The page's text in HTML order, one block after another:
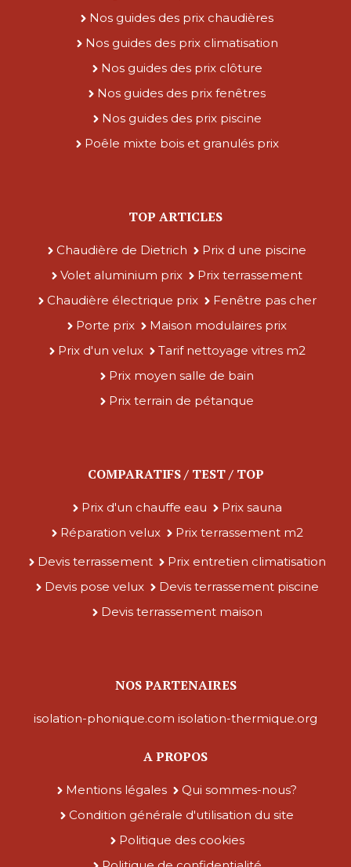
Nos guides des prix chaudières
Nos guides des prix climatisation
Nos guides des prix clôture
Nos guides des prix fenêtres
Nos guides des prix piscine
Poêle mixte bois et granulés prix
TOP ARTICLES
Chaudière de Dietrich
Prix d une piscine
Volet aluminium prix
Prix terrassement
Chaudière électrique prix
Fenêtre pas cher
Porte prix
Maison modulaires prix
Prix d'un velux
Tarif nettoyage vitres m2
Prix moyen salle de bain
Prix terrain de pétanque
COMPARATIFS / TEST / TOP
Prix d'un chauffe eau
Prix sauna
Réparation velux
Prix terrassement m2
Devis terrassement
Prix entretien climatisation
Devis pose velux
Devis terrassement piscine
Devis terrassement maison
NOS PARTENAIRES
isolation-phonique.com isolation-thermique.org
A PROPOS
Mentions légales
Qui sommes-nous?
Condition générale d'utilisation du site
Politique des cookies